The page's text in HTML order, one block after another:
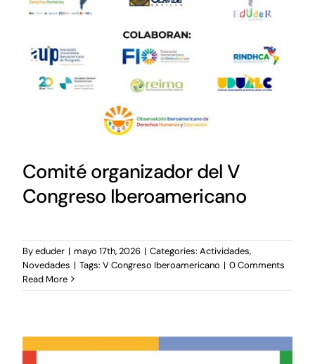
Comité organizador del V
Congreso Iberoamericano
Byeduder | mayo 17th, 2026 | Categories: Actividades,
Novedades | Tags: V Congreso Iberoamericano | 0 Comments
Read More